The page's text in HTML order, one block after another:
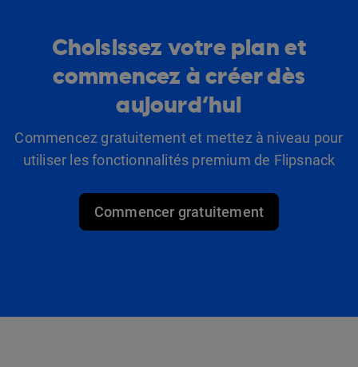
Choisissez votre plan et
commencez à créer dès
aujourd’hui
Commencez gratuitement et mettez à niveau pour
utiliser les fonctionnalités premium de Flipsnack
Commencer gratuitement